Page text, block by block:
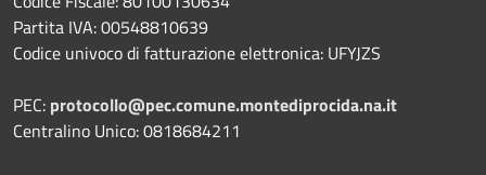
Partita IVA: 00548810639
Codice univoco di fatturazione elettronica: UFYJZS
PEC: protocollo@pec.comune.montediprocida.na.it
Centralino Unico:0818684211